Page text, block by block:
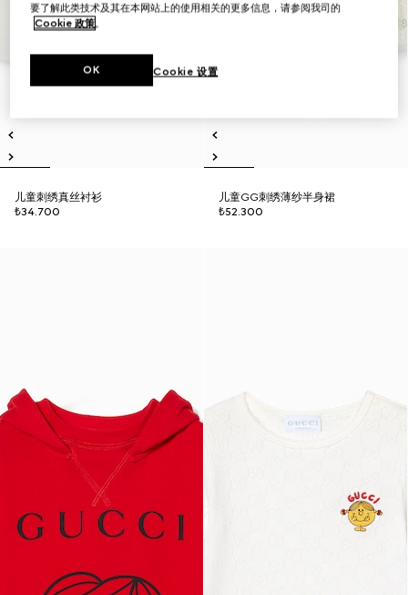
儿童刺绣真丝衬衫
₺34.700
儿童GG刺绣薄纱半身裙
₺52.300
要了解此类技术及其在本网站上的使用相关的更多信息，请参阅我司的
Cookie 政策。
Cookie 设置
OK